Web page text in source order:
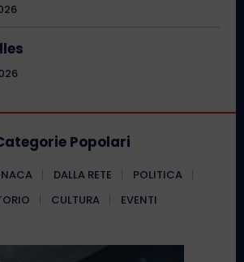
Popolari
DALLA RETE
POLITICA
CULTURA EVENTI